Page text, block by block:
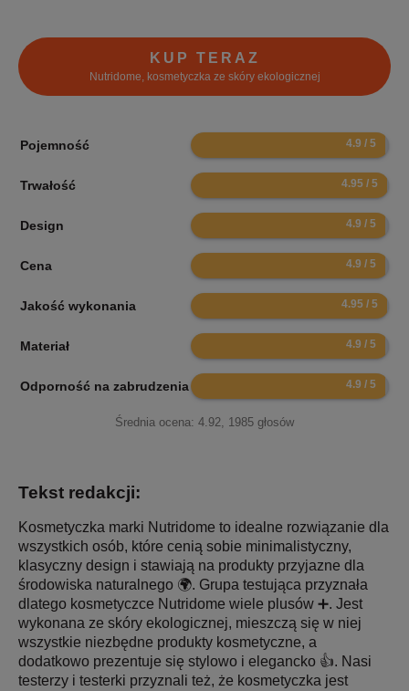
KUP TERAZ
Nutridome, kosmetyczka ze skóry ekologicznej
Pojemność 9.8
Trwałość 9.9
Design 9.8
Cena 9.8
Jakość wykonania 9.9
Materiał 9.8
Odporność na zabrudzenia9.8
Średnia ocena: 4.92, 1985 głosów
Tekst redakcji:
Kosmetyczka marki Nutridome to idealne rozwiązanie dla
wszystkich osób, które cenią sobie minimalistyczny,
klasyczny design i stawiają na produkty przyjazne dla
środowiska naturalnego 🌍. Grupa testująca przyznała
dlatego kosmetyczce Nutridome wiele plusów ➕. Jest
wykonana ze skóry ekologicznej, mieszczą się w niej
wszystkie niezbędne produkty kosmetyczne, a
dodatkowo prezentuje się stylowo i elegancko 👍. Nasi
testerzy i testerki przyznali też, że kosmetyczka jest